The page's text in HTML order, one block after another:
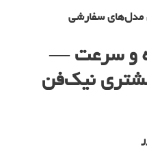
مدل‌های سفارشی
و سرعت —
نیک‌فن